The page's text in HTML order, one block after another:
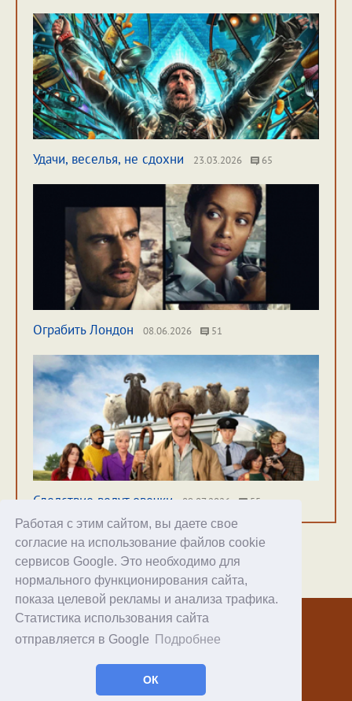
Работая с этим сайтом, вы даете свое
согласие на использование файлов cookie
сервисов Google. Это необходимо для
нормального функционирования сайта,
показа целевой рекламы и анализа трафика.
Статистика использования сайта
отправляется в Google
Подробнее
ОК
Удачи, веселья, не сдохни 23.03.2026 65
Ограбить Лондон 08.06.2026 51
Следствие ведут овечки 09.07.2026 55
Хостинг
© 1998–2026 Alex Exler
Facebook
RSS статей